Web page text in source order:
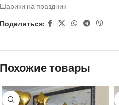
Шарики на праздник
Поделиться:
Похожие товары